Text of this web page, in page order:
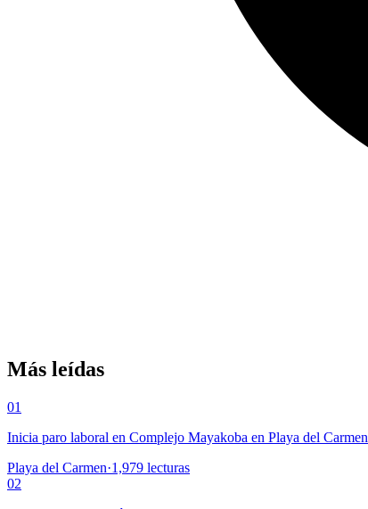
Más leídas
01
Inicia paro laboral en Complejo Mayakoba en Playa del Carmen
Playa del Carmen·1,979 lecturas
02